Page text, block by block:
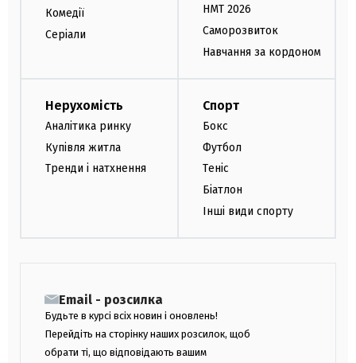
Комедії
Серіали
НМТ 2026
Саморозвиток
Навчання за кордоном
Нерухомість
Аналітика ринку
Купівля житла
Тренди і натхнення
Спорт
Бокс
Футбол
Теніс
Біатлон
Інші види спорту
Email - розсилка
Будьте в курсі всіх новин і оновлень!
Перейдіть на сторінку наших розсилок, щоб
обрати ті, що відповідають вашим